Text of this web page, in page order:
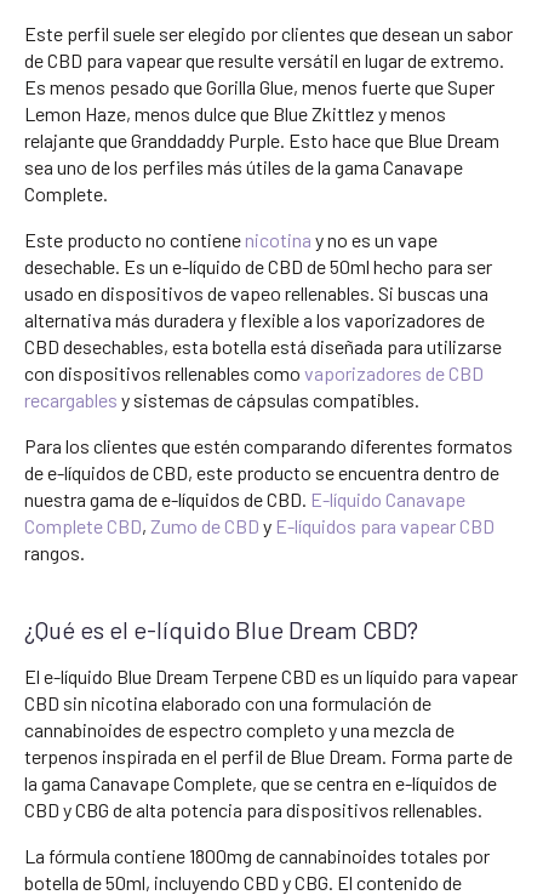
Este perfil suele ser elegido por clientes que desean un sabor
de CBD para vapear que resulte versátil en lugar de extremo.
Es menos pesado que Gorilla Glue, menos fuerte que Super
Lemon Haze, menos dulce que Blue Zkittlez y menos
relajante que Granddaddy Purple. Esto hace que Blue Dream
sea uno de los perfiles más útiles de la gama Canavape
Complete.
Este producto no contiene nicotina y no es un vape
desechable. Es un e-líquido de CBD de 50ml hecho para ser
usado en dispositivos de vapeo rellenables. Si buscas una
alternativa más duradera y flexible a los vaporizadores de
CBD desechables, esta botella está diseñada para utilizarse
con dispositivos rellenables como vaporizadores de CBD
recargables y sistemas de cápsulas compatibles.
Para los clientes que estén comparando diferentes formatos
de e-líquidos de CBD, este producto se encuentra dentro de
nuestra gama de e-líquidos de CBD. E-líquido Canavape
Complete CBD, Zumo de CBD y E-líquidos para vapear CBD
rangos.
¿Qué es el e-líquido Blue Dream CBD?
El e-líquido Blue Dream Terpene CBD es un líquido para vapear
CBD sin nicotina elaborado con una formulación de
cannabinoides de espectro completo y una mezcla de
terpenos inspirada en el perfil de Blue Dream. Forma parte de
la gama Canavape Complete, que se centra en e-líquidos de
CBD y CBG de alta potencia para dispositivos rellenables.
La fórmula contiene 1800mg de cannabinoides totales por
botella de 50ml, incluyendo CBD y CBG. El contenido de